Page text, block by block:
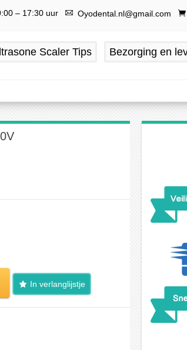
– 17:30 uur Oyodental.nl@gmail.com
Scaler Tips Bezorging en
In verlanglijstje